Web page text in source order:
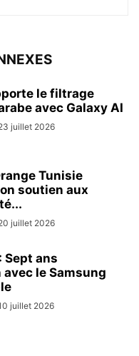
le filtrage
avec Galaxy AI
juillet 2026
Tunisie
soutien aux
juillet 2026
Sept ans
avec le Samsung
juillet 2026